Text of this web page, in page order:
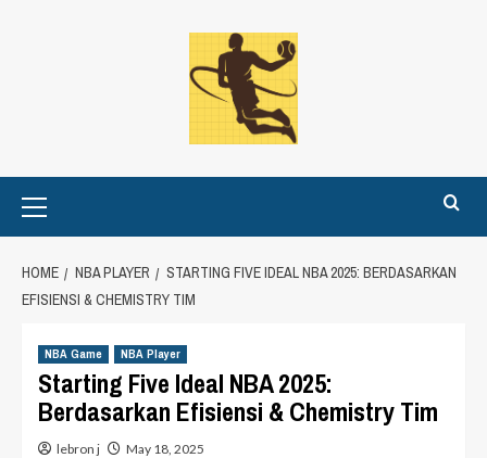
Menu
HOME NBA PLAYER
STARTING FIVE IDEAL NBA 2025: BERDASARKAN
EFISIENSI & CHEMISTRY TIM
NBA Game NBA Player
Starting Five Ideal NBA 2025:
Berdasarkan Efisiensi & Chemistry Tim
lebron j May 18, 2025